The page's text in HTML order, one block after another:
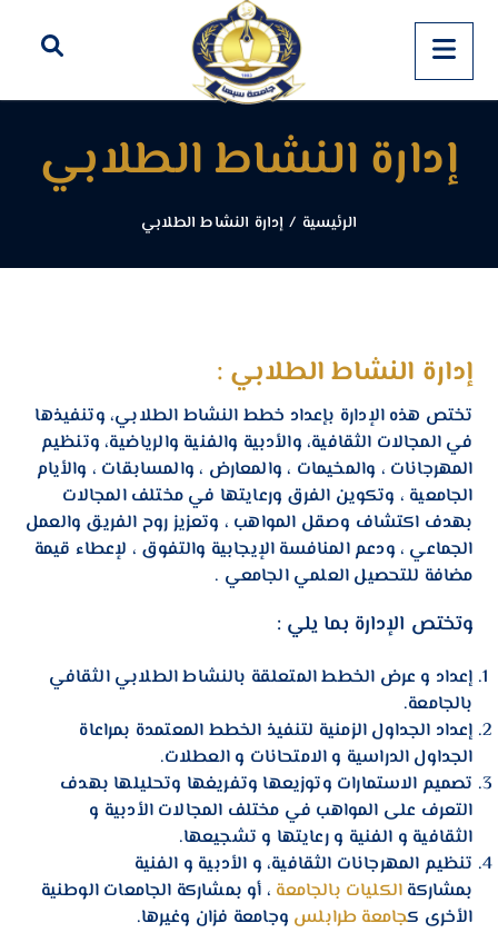
إدارة النشاط الطلابي
الرئيسية / إدارة النشاط الطلابي
إدارة النشاط الطلابي :
تختص هذه الإدارة بإعداد خطط النشاط الطلابي، وتنفيذها
في المجالات الثقافية، والأدبية والفنية والرياضية، وتنظيم
المهرجانات ، والمخيمات ، والمعارض ، والمسابقات ، والأيام
الجامعية ، وتكوين الفرق ورعايتها في مختلف المجالات
بهدف اكتشاف وصقل المواهب ، وتعزيز روح الفريق والعمل
الجماعي ، ودعم المنافسة الإيجابية والتفوق ، لإعطاء قيمة
مضافة للتحصيل العلمي الجامعي .
وتختص الإدارة بما يلي :
إعداد و عرض الخطط المتعلقة بالنشاط الطلابي الثقافي
بالجامعة.
إعداد الجداول الزمنية لتنفيذ الخطط المعتمدة بمراعاة
الجداول الدراسية و الامتحانات و العطلات.
تصميم الاستمارات وتوزيعها وتفريغها وتحليلها بهدف
التعرف على المواهب في مختلف المجالات الأدبية و
الثقافية و الفنية و رعايتها و تشجيعها.
تنظيم المهرجانات الثقافية، و الأدبية و الفنية
بمشاركة الكليات بالجامعة ، أو بمشاركة الجامعات الوطنية
الأخرى كجامعة طرابلس وجامعة فزان وغيرها.